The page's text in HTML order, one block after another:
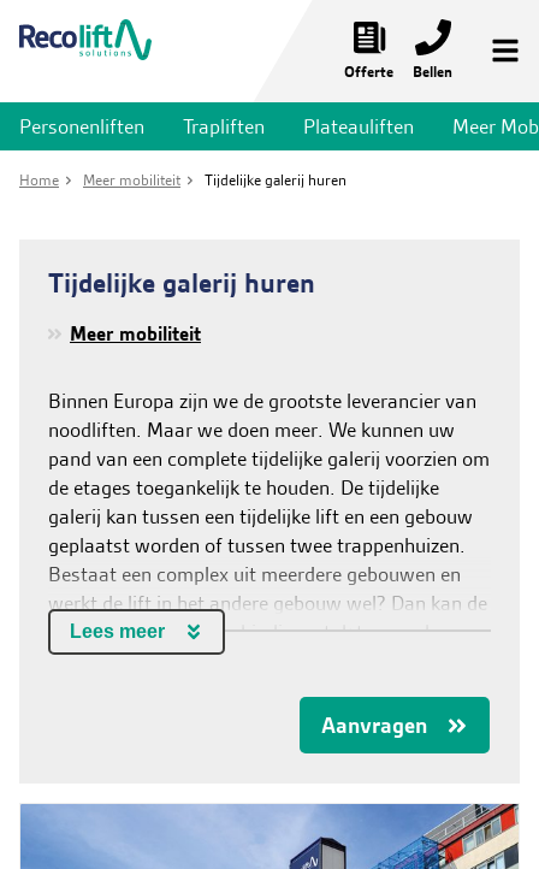
Offerte Bellen
Noodliften
Liftservices
Toepassingen
Nieuws & Projecten
Contact & Storingen
Vacatures
NL
Personenliften Trapliften Plateauliften Meer
Home Meer mobiliteit Tijdelijke galerij huren
Tijdelijke galerij huren
Meer mobiliteit
Binnen Europa zijn we de grootste leverancier van
noodliften. Maar we doen meer. We kunnen uw
pand van een complete tijdelijke galerij voorzien om
de etages toegankelijk te houden. De tijdelijke
galerij kan tussen een tijdelijke lift en een gebouw
geplaatst worden of tussen twee trappenhuizen.
Bestaat een complex uit meerdere gebouwen en
werkt de lift in het andere gebouw wel? Dan kan de
tijdelijke galerij het verbindingsstuk tussen de
gebouwen vormen.
Lees meer
Aanvragen